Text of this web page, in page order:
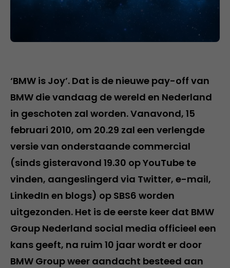
‘BMW is Joy’. Dat is de nieuwe pay-off van
BMW die vandaag de wereld en Nederland
in geschoten zal worden. Vanavond, 15
februari 2010, om 20.29 zal een verlengde
versie van onderstaande commercial
(sinds gisteravond 19.30 op YouTube te
vinden, aangeslingerd via Twitter, e-mail,
LinkedIn en blogs) op SBS6 worden
uitgezonden. Het is de eerste keer dat BMW
Group Nederland social media officieel een
kans geeft, na ruim 10 jaar wordt er door
BMW Group weer aandacht besteed aan